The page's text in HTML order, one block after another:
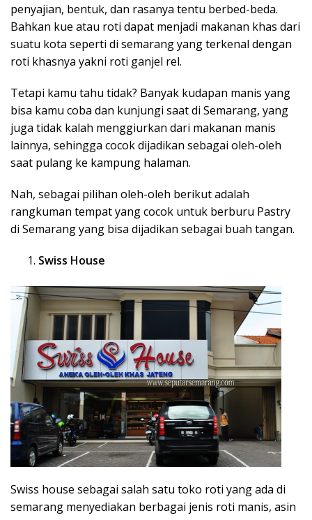
penyajian, bentuk, dan rasanya tentu berbed-beda.
Bahkan kue atau roti dapat menjadi makanan khas dari
suatu kota seperti di semarang yang terkenal dengan
roti khasnya yakni roti ganjel rel.
Tetapi kamu tahu tidak? Banyak kudapan manis yang
bisa kamu coba dan kunjungi saat di Semarang, yang
juga tidak kalah menggiurkan dari makanan manis
lainnya, sehingga cocok dijadikan sebagai oleh-oleh
saat pulang ke kampung halaman.
Nah, sebagai pilihan oleh-oleh berikut adalah
rangkuman tempat yang cocok untuk berburu Pastry
di Semarang yang bisa dijadikan sebagai buah tangan.
Swiss House
Swiss house sebagai salah satu toko roti yang ada di
semarang menyediakan berbagai jenis roti manis, asin